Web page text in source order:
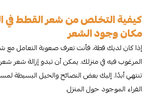
كيفية التخلص من شعر القطط في
مكان وجود الشعر
إذا كان لديك قطة، فأنت تعرف صعوبة التعامل مع
المرغوب فيه في منزلك. يمكن أن تبدو إزالة شعر
تنتهي أبدًا. إليك بعض النصائح والحيل البسيطة
الفراء الموجود حول المنزل.